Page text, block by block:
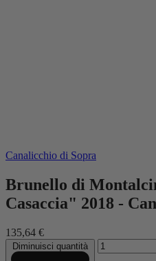
Canalicchio di Sopra
Brunello di
Casaccia" 2018 -
135,64 €
Diminuisci quantità